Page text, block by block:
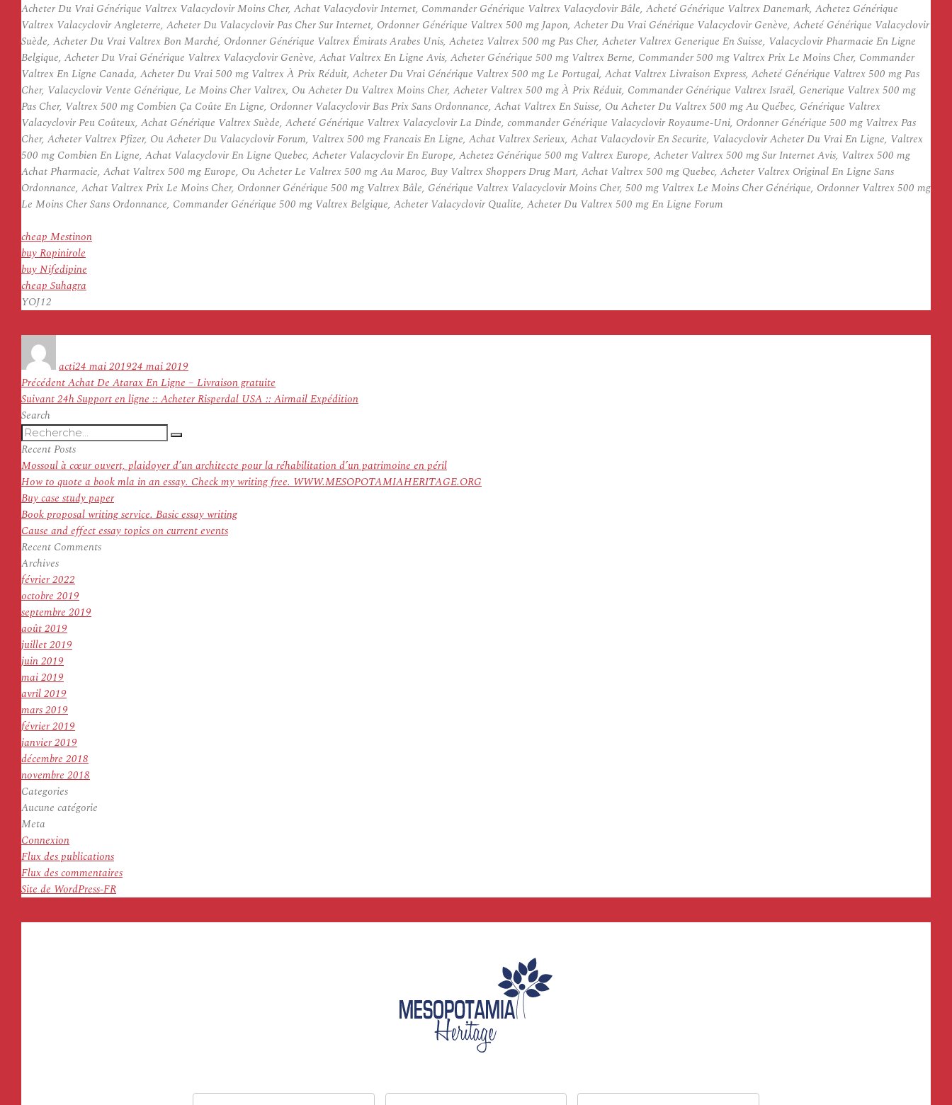
Acheter Du Vrai Générique Valtrex Valacyclovir Moins Cher, Achat Valacyclovir Internet, Commander Générique Valtrex Valacyclovir Bâle, Acheté Générique Valtrex Danemark, Achetez Générique
Valtrex Valacyclovir Angleterre, Acheter Du Valacyclovir Pas Cher Sur Internet, Ordonner Générique Valtrex 500 mg Japon, Acheter Du Vrai Générique Valacyclovir Genève, Acheté Générique Valacyclovir
Suède, Acheter Du Vrai Valtrex Bon Marché, Ordonner Générique Valtrex Émirats Arabes Unis, Achetez Valtrex 500 mg Pas Cher, Acheter Valtrex Generique En Suisse, Valacyclovir Pharmacie En Ligne
Belgique, Acheter Du Vrai Générique Valtrex Valacyclovir Genève, Achat Valtrex En Ligne Avis, Acheter Générique 500 mg Valtrex Berne, Commander 500 mg Valtrex Prix Le Moins Cher, Commander
Valtrex En Ligne Canada, Acheter Du Vrai 500 mg Valtrex À Prix Réduit, Acheter Du Vrai Générique Valtrex 500 mg Le Portugal, Achat Valtrex Livraison Express, Acheté Générique Valtrex 500 mg Pas
Cher, Valacyclovir Vente Générique, Le Moins Cher Valtrex, Ou Acheter Du Valtrex Moins Cher, Acheter Valtrex 500 mg À Prix Réduit, Commander Générique Valtrex Israël, Generique Valtrex 500 mg
Pas Cher, Valtrex 500 mg Combien Ça Coûte En Ligne, Ordonner Valacyclovir Bas Prix Sans Ordonnance, Achat Valtrex En Suisse, Ou Acheter Du Valtrex 500 mg Au Québec, Générique Valtrex
Valacyclovir Peu Coûteux, Achat Générique Valtrex Suède, Acheté Générique Valtrex Valacyclovir La Dinde, commander Générique Valacyclovir Royaume-Uni, Ordonner Générique 500 mg Valtrex Pas
Cher, Acheter Valtrex Pfizer, Ou Acheter Du Valacyclovir Forum, Valtrex 500 mg Francais En Ligne, Achat Valtrex Serieux, Achat Valacyclovir En Securite, Valacyclovir Acheter Du Vrai En Ligne, Valtrex
500 mg Combien En Ligne, Achat Valacyclovir En Ligne Quebec, Acheter Valacyclovir En Europe, Achetez Générique 500 mg Valtrex Europe, Acheter Valtrex 500 mg Sur Internet Avis, Valtrex 500 mg
Achat Pharmacie, Achat Valtrex 500 mg Europe, Ou Acheter Le Valtrex 500 mg Au Maroc, Buy Valtrex Shoppers Drug Mart, Achat Valtrex 500 mg Quebec, Acheter Valtrex Original En Ligne Sans
Ordonnance, Achat Valtrex Prix Le Moins Cher, Ordonner Générique 500 mg Valtrex Bâle, Générique Valtrex Valacyclovir Moins Cher, 500 mg Valtrex Le Moins Cher Générique, Ordonner Valtrex 500 mg
Le Moins Cher Sans Ordonnance, Commander Générique 500 mg Valtrex Belgique, Acheter Valacyclovir Qualite, Acheter Du Valtrex 500 mg En Ligne Forum
cheap Mestinon
buy Ropinirole
buy Nifedipine
cheap Suhagra
YOJ12
actile
24 mai 201924 mai 2019
Navigation
de
l’article
PrécédentArticle
précédent :
Achat De Atarax En Ligne – Livraison gratuite
SuivantArticle
24h Support en ligne :: Acheter Risperdal USA :: Airmail Expédition
Search
Recherche
pour
:
Recherche
Recent Posts
Mossoul à cœur ouvert, plaidoyer d’un architecte pour la réhabilitation d’un patrimoine en péril
How to quote a book mla in an essay. Check my writing free. WWW.MESOPOTAMIAHERITAGE.ORG
Buy case study paper
Book proposal writing service. Basic essay writing
Cause and effect essay topics on current events
Recent Comments
Archives
février 2022
octobre 2019
septembre 2019
août 2019
juillet 2019
juin 2019
mai 2019
avril 2019
mars 2019
février 2019
janvier 2019
décembre 2018
novembre 2018
Categories
Aucune catégorie
Meta
Connexion
Flux des publications
Flux des commentaires
Site de WordPress-FR